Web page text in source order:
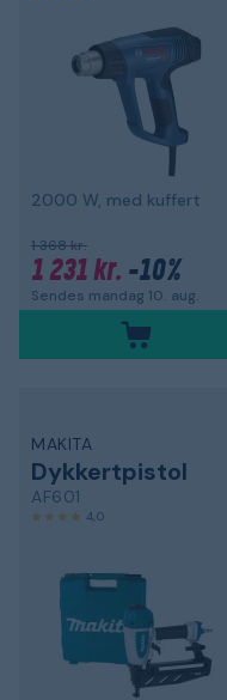
2000 W, med kuffert
1 368 kr.
1 231 kr. -10%
Sendes mandag 10. aug.
MAKITA
Dykkertpistol
AF601
4,0